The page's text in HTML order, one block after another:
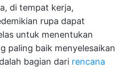
di tempat kerja,
rupa dapat
untuk menentukan
paling baik menyelesaikan
bagian dari rencana